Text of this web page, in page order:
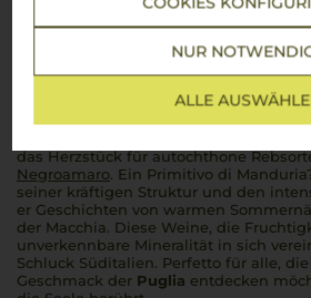
NUR
ALLE
! Diese sonnenverwöhnte
golden scheint und derMezzogiorno
findet, entstehen Weine, die genauso
das Herzstück für autochthone
Negroamaro. Ein Primitivo di
seiner kräftigen Struktur und den
er Geschichten von warmen
der Macchia. Diese Weine, die
unverkennbare Mineralität in sich
Schluck Süditalien. Perfetto für alle,
Geschmack der Puglia entdecken